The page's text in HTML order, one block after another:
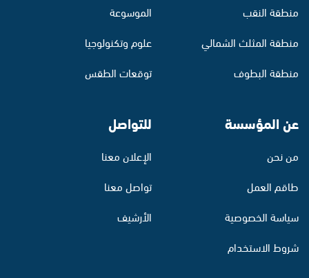
منطقة النقب
منطقة المثلث الشمالي
منطقة البطوف
الموسوعة
علوم وتكنولوجيا
توقعات الطقس
عن المؤسسة
من نحن
طاقم العمل
سياسة الخصوصية
شروط الاستخدام
للتواصل
الإعلان معنا
تواصل معنا
الأرشيف